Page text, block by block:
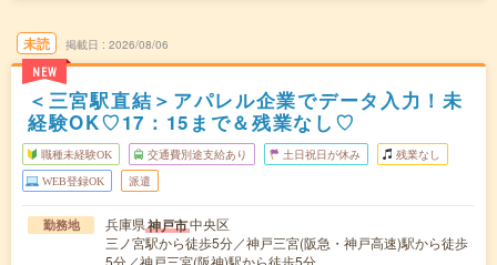
未読
NEW
掲載日 2026/08/06
＜三宮駅直結＞アパレル企業でデータ入力！未
経験OK♡17：15まで＆残業なし♡
職種未経験OK 交通費別途支給あり 土日祝日が休み 残業なし
WEB登録OK 派遣
勤務地 兵庫県神戸市中央区
三ノ宮駅から徒歩5分／神戸三宮(阪急・神戸高速)駅から徒歩